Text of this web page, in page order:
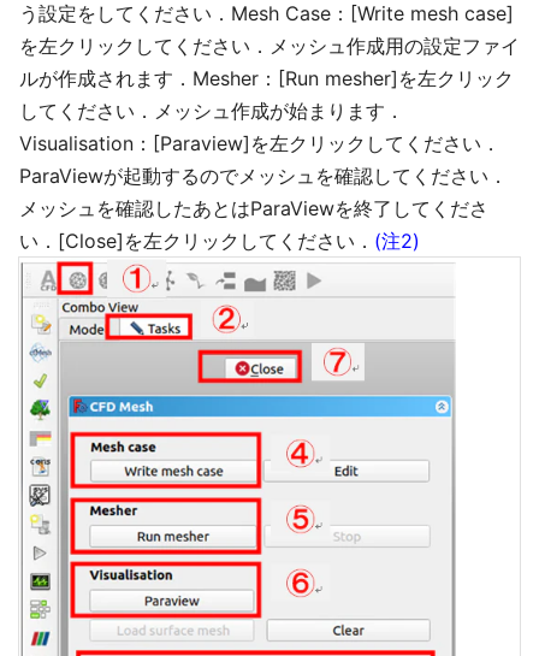
う設定をしてください．Mesh Case：[Write mesh case]
を左クリックしてください．メッシュ作成用の設定ファイ
ルが作成されます．Mesher：[Run mesher]を左クリック
してください．メッシュ作成が始まります．
Visualisation：[Paraview]を左クリックしてください．
ParaViewが起動するのでメッシュを確認してください．
メッシュを確認したあとはParaViewを終了してくださ
い．[Close]を左クリックしてください． (注2)